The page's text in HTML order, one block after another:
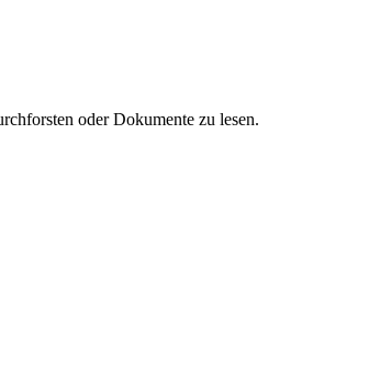
oder Dokumente zu lesen.